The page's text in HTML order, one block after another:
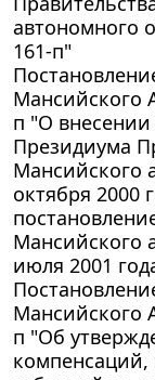
автономного
161-п"
Мансийского
п "О
Президиума
Мансийского
октября 2000
Мансийского
июля 2001
Мансийского
п "Об